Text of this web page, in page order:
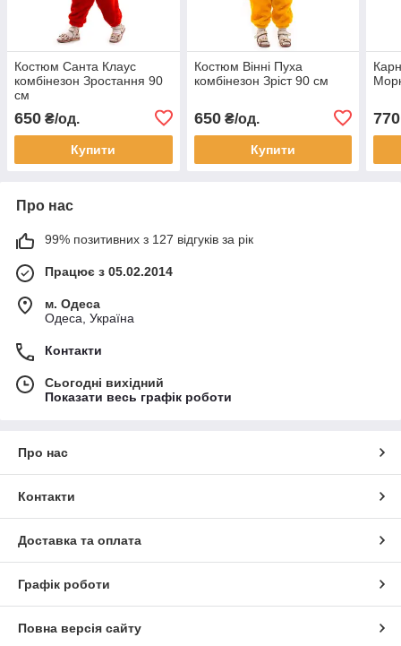
Костюм Санта Клаус
комбінезон Зростання 90
см
650 ₴/од.
Купити
Костюм Вінні Пуха
комбінезон Зріст 90 см
650₴/од.
Купити
770
Про нас
99% позитивних з 127 відгуків за рік
Працює з 05.02.2014
м. Одеса
Одеса, Україна
Контакти
Сьогодні вихідний
Показати весь графік роботи
Про нас
Контакти
Доставка та оплата
Графік роботи
Повна версія сайту